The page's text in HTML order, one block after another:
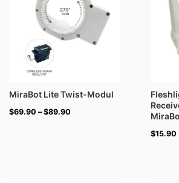
MiraBot Lite Twist-Modul
$69.90 –$89.90
$15.90